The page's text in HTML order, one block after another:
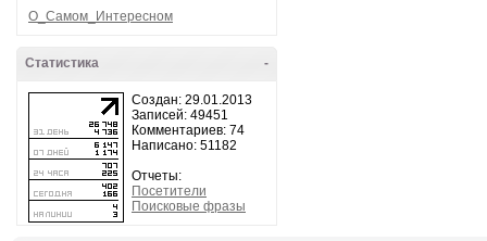
О_Самом_Интересном
-
Статистика
Создан: 29.01.2013
Записей: 49451
Комментариев: 74
Написано: 51182
Отчеты:
Посетители
Поисковые фразы